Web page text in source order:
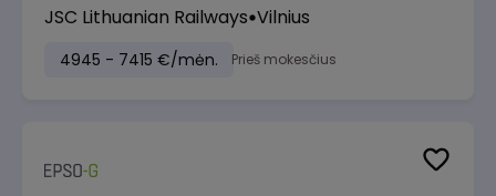
JSC Lithuanian Railways Vilnius
4945 - 7415 €/mėn. Prieš mokesčius